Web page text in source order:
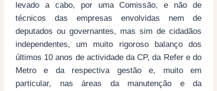
levado a cabo, por uma Comissão, e não de
técnicos das empresas envolvidas nem de
deputados ou governantes, mas sim de cidadãos
independentes, um muito rigoroso balanço dos
últimos 10 anos de actividade da CP, da Refer e do
Metro e da respectiva gestão e, muito em
particular, nas áreas da manutenção e da